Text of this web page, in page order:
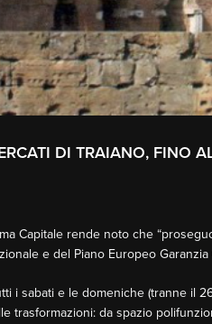
DI TRAIANO, FINO
Capitale rende noto che
e del Piano Europeo Garanzia
i sabati e le domeniche (tranne il
trasformazioni: da spazio